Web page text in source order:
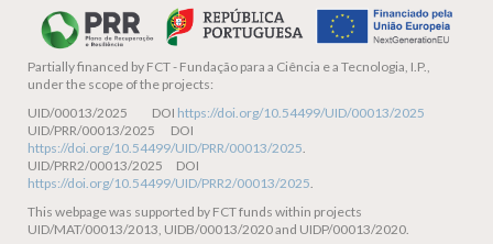
Partially financed by FCT - Fundação para a Ciência e a Tecnologia, I.P.,
under the scope of the projects:
UID/00013/2025 DOI https://doi.org/10.54499/UID/00013/2025
UID/PRR/00013/2025 DOI
https://doi.org/10.54499/UID/PRR/00013/2025.
UID/PRR2/00013/2025 DOI
https://doi.org/10.54499/UID/PRR2/00013/2025.
This webpage was supported by FCT funds within projects
UID/MAT/00013/2013, UIDB/00013/2020 and UIDP/00013/2020.